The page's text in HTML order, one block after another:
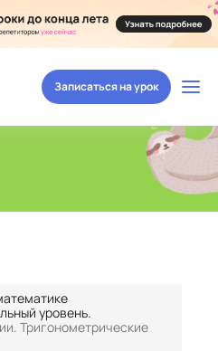
Записаться на урок
уровень.
Тригонометрические